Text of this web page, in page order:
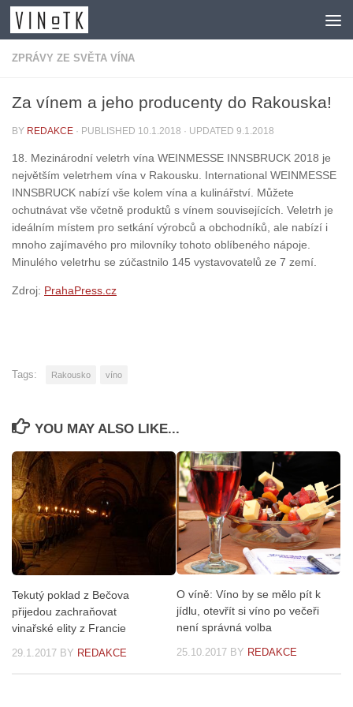
Skip to content
ZPRÁVY ZE SVĚTA VÍNA
Za vínem a jeho producenty do Rakouska!
BY REDAKCE · PUBLISHED 10.1.2018 · UPDATED 9.1.2018
18. Mezinárodní veletrh vína WEINMESSE INNSBRUCK 2018 je
největším veletrhem vína v Rakousku. International WEINMESSE
INNSBRUCK nabízí vše kolem vína a kulinářství. Můžete
ochutnávat vše včetně produktů s vínem souvisejících. Veletrh je
ideálním místem pro setkání výrobců a obchodníků, ale nabízí i
mnoho zajímavého pro milovníky tohoto oblíbeného nápoje.
Minulého veletrhu se zúčastnilo 145 vystavovatelů ze 7 zemí.
Zdroj: PrahaPress.cz
Tags: Rakousko víno
YOU MAY ALSO LIKE...
Tekutý poklad z Bečova
přijedou zachraňovat
vinařské elity z Francie
29.1.2017 BY REDAKCE
O víně: Víno by se mělo pít k
jídlu, otevřít si víno po večeři
není správná volba
25.10.2017 BY REDAKCE